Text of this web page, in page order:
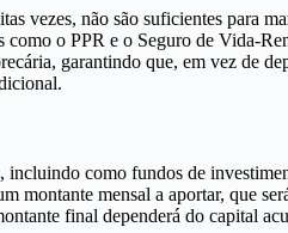
vezes, não são suficientes para
o PPR e o Seguro de Vida-
garantindo que, em vez de
incluindo como fundos de
montante mensal a aportar, que
final dependerá do capital